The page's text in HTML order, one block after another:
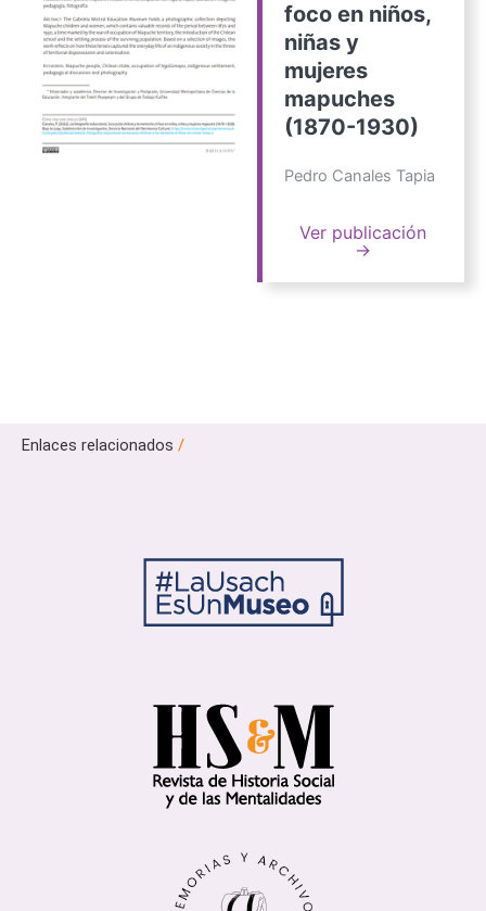
foco en niños,
niñas y
mujeres
mapuches
(1870-1930)
Pedro Canales Tapia
Ver publicación
→
Enlaces relacionados /